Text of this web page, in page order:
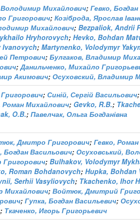
Володимир Михайлович; Гевко,
Григорович; Козіброда, Ярослав
Михайлович; Bezpaliok, Andrii
Hryhorovych; Hevko, Bohdan
Ivanovych; Martynenko, Volodymyr
Петрович; Булгаков, Владимир
;Данильченко, Михайло
Акимович; Осуховский, Владимир
Григорович; Синій, Сергій Васильович;
Роман Михайлович; Gevko, R.B.;
O.B.; Павелчак, Ольга Богданівна
Дмитро Григорович; Гевко,
Богдан Васильович; Осуховський,
Григорович; Bulhakov, Volodymyr
Roman Bohdanovych; Hupka, Bohdan
Serhii Vasyliovych; Tkachenko, Ihor
Михайлович; Войтюк, Дмитрий
; Гупка, Богдан Васильевич;
; Ткаченко, Игорь Григорьевич